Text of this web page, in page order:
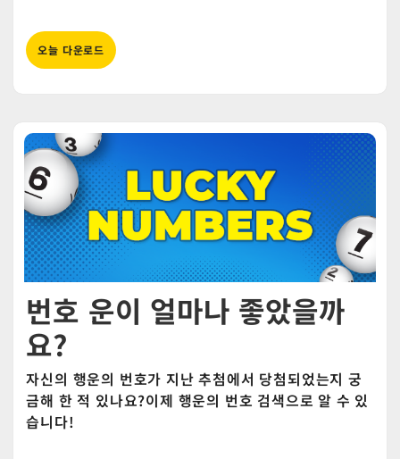
오늘 다운로드
번호 운이 얼마나 좋았을까
요?
자신의 행운의 번호가 지난 추첨에서 당첨되었는지 궁
금해 한 적 있나요?이제 행운의 번호 검색으로 알 수 있
습니다!